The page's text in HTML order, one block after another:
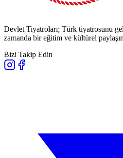
Devlet Tiyatroları; Türk tiyatrosunu
zamanda bir eğitim ve kültürel
Bizi Takip Edin